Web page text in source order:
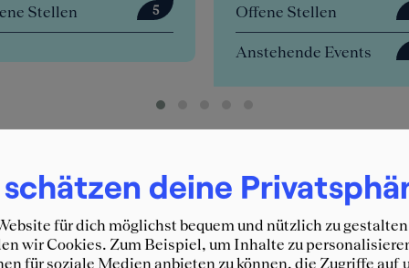
Stellen 0 Offene Stellen
deine
für dich möglichst bequem und nützlich zu
wir Cookies. Zum Beispiel, um Inhalte zu
für soziale Medien anbieten zu können, die Zugriffe auf